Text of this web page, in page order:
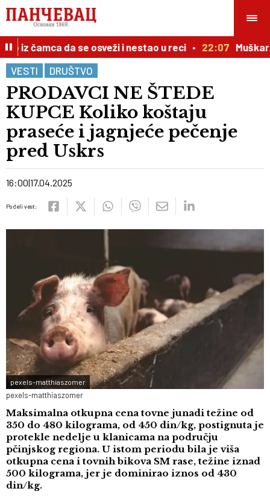
čamca da se osveži i nestao u reci 22:07 Muškarac
VESTI
DRUŠTVO
PRODAVCI NE ŠTEDE
KUPCE Koliko koštaju
praseće i jagnjeće pečenje
pred Uskrs
16:00 17.04.2025
Podeli vest:
pexels-matthiaszomer
pexels-matthiaszomer
Maksimalna otkupna cena tovne junadi težine od
350 do 480 kilograma, od 450 din/kg, postignuta je
protekle nedelje u klanicama na području
pčinjskog regiona. U istom periodu bila je viša
otkupna cena i tovnih bikova SM rase, težine iznad
500 kilograma, jer je dominirao iznos od 430
din/kg.